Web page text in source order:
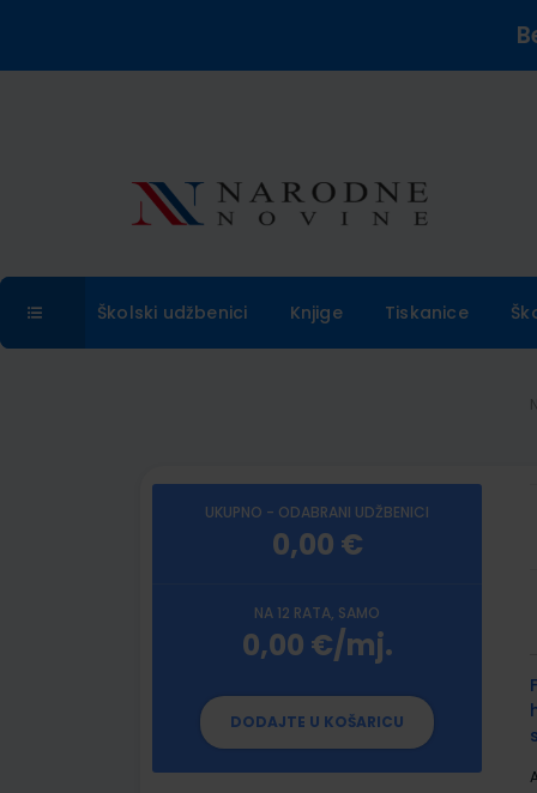
Školski udžbenici Knjige Tiskanice
UKUPNO - ODABRANI UDŽBENICI
0,00 €
NA 12 RATA, SAMO
0,00 €/mj.
DODAJTE U KOŠARICU